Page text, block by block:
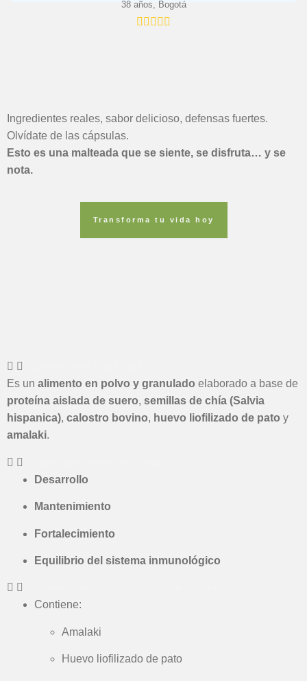
38 años, Bogotá
Ingredientes reales, sabor delicioso, defensas fuertes.
Olvídate de las cápsulas.
Esto es una malteada que se siente, se disfruta… y se
nota.
Transforma tu vida hoy
Es un alimento en polvo y granulado elaborado a base de
proteína aislada de suero, semillas de chía (Salvia
hispanica), calostro bovino, huevo liofilizado de pato y
amalaki.
Desarrollo
Mantenimiento
Fortalecimiento
Equilibrio del sistema inmunológico
Contiene:
Amalaki
Huevo liofilizado de pato